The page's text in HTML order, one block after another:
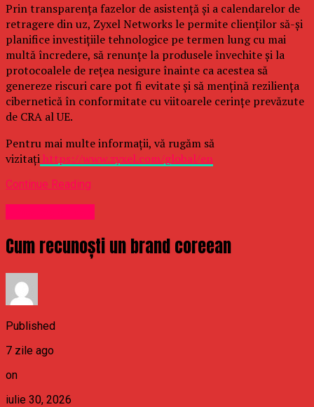
Prin transparența fazelor de asistență și a calendarelor de
retragere din uz, Zyxel Networks le permite clienților să-și
planifice investițiile tehnologice pe termen lung cu mai
multă încredere, să renunțe la produsele învechite și la
protocoalele de rețea nesigure înainte ca acestea să
genereze riscuri care pot fi evitate și să mențină reziliența
cibernetică în conformitate cu viitoarele cerințe prevăzute
de CRA al UE.
Pentru mai multe informații, vă rugăm să
vizitațihttps://www.zyxel.com/global/en
Continue Reading
Cum recunoști un brand coreean
Published
7 zile ago
on
iulie 30, 2026